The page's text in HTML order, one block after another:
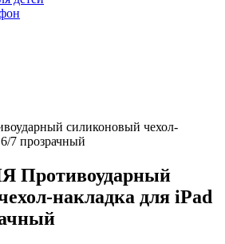
силиконовый чехол-
7 прозрачный
накладка для iPad